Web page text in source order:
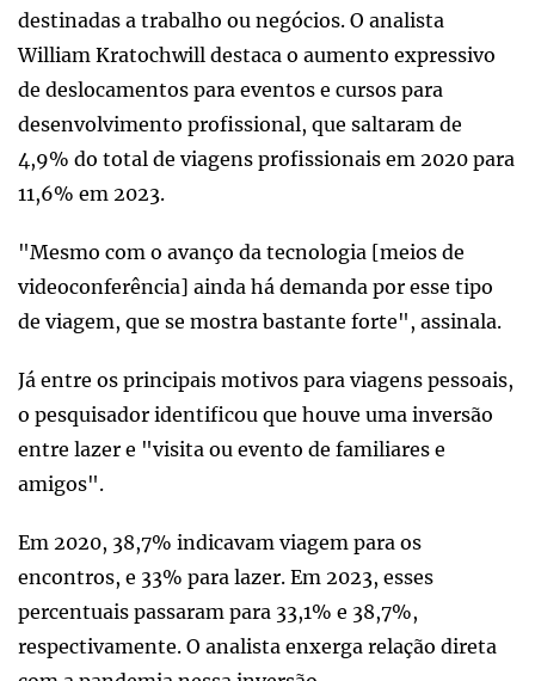
destinadas a trabalho ou negócios. O analista
William Kratochwill destaca o aumento expressivo
de deslocamentos para eventos e cursos para
desenvolvimento profissional, que saltaram de
4,9% do total de viagens profissionais em 2020 para
11,6% em 2023.
"Mesmo com o avanço da tecnologia [meios de
videoconferência] ainda há demanda por esse tipo
de viagem, que se mostra bastante forte", assinala.
Já entre os principais motivos para viagens pessoais,
o pesquisador identificou que houve uma inversão
entre lazer e "visita ou evento de familiares e
amigos".
Em 2020, 38,7% indicavam viagem para os
encontros, e 33% para lazer. Em 2023, esses
percentuais passaram para 33,1% e 38,7%,
respectivamente. O analista enxerga relação direta